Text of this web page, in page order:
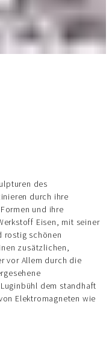
des
durch ihre
und ihre
Eisen, mit seiner
rostig schönen
zusätzlichen,
vor Allem durch die
dem standhaft
Elektromagneten wie